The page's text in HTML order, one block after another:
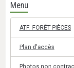
Menu
ATF. FORÊT PIÈCES
Plan d'accès
Photos non